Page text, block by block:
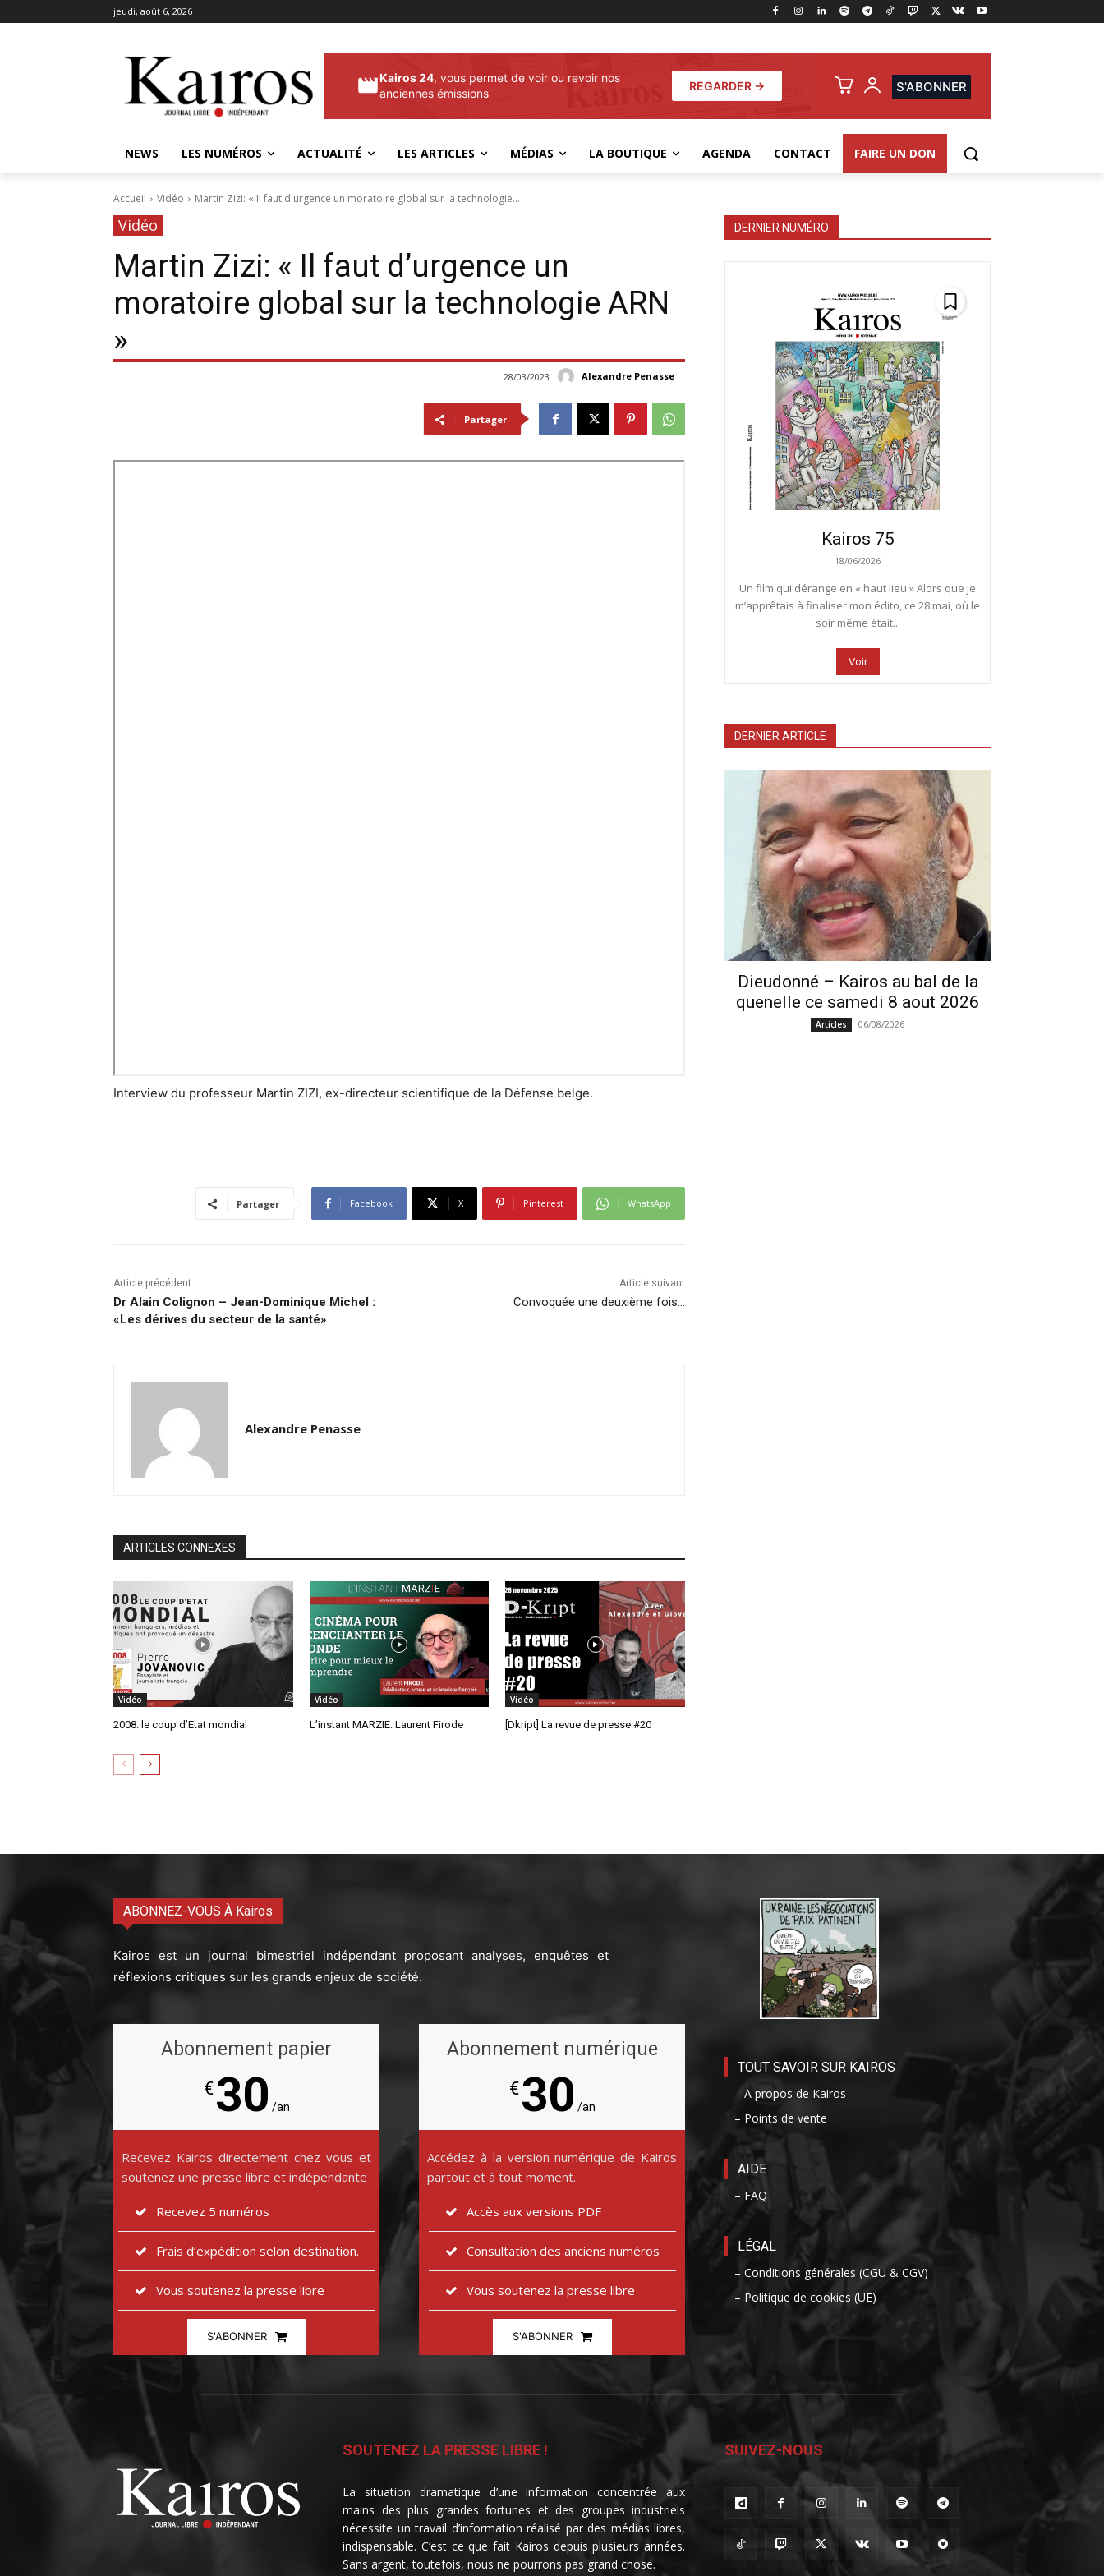
jeudi, août 6, 2026
Kairos 24, vous permet de voir ou revoir nos
anciennes émissions
REGARDER → S'ABONNER
NEWS LES NUMÉROS ACTUALITÉ LES ARTICLES MÉDIAS LA BOUTIQUE AGENDA CONTACT FAIRE UN DON
Accueil Vidéo Martin Zizi: « Il faut d'urgence un moratoire global sur la technologie...
Vidéo
Martin Zizi: « Il faut d’urgence un
moratoire global sur la technologie ARN
»
Alexandre Penasse
28/03/2023
Partager
Interview du professeur Martin ZIZI, ex-directeur scientifique de la Défense belge.
Partager Facebook X Pinterest WhatsApp
Article précédent
Dr Alain Colignon – Jean-Dominique Michel :
«Les dérives du secteur de la santé»
Article suivant
Convoquée une deuxième fois…
Alexandre Penasse
ARTICLES CONNEXES
Vidéo
2008: le coup d’Etat mondial
Vidéo
L’instant MARZIE: Laurent Firode
Vidéo
[Dkript] La revue de presse #20
DERNIER NUMÉRO
Kairos 75
18/06/2026
Un film qui dérange en « haut lieu » Alors que je
m’apprêtais à finaliser mon édito, ce 28 mai, où le
soir même était...
Voir
DERNIER ARTICLE
Dieudonné – Kairos au bal de la
quenelle ce samedi 8 aout 2026
Articles 06/08/2026
ABONNEZ-VOUS À Kairos
Kairos est un journal bimestriel indépendant proposant analyses, enquêtes et
réflexions critiques sur les grands enjeux de société.
Abonnement papier
€30 /an
Recevez Kairos directement chez vous et
soutenez une presse libre et indépendante
Recevez 5 numéros
Frais d’expédition selon destination.
Vous soutenez la presse libre
S'ABONNER
Abonnement numérique
€30 /an
Accédez à la version numérique de Kairos
partout et à tout moment.
Accès aux versions PDF
Consultation des anciens numéros
Vous soutenez la presse libre
S'ABONNER
TOUT SAVOIR SUR KAIROS
– A propos de Kairos
– Points de vente
AIDE
– FAQ
LÉGAL
– Conditions générales (CGU & CGV)
– Politique de cookies (UE)
SOUTENEZ LA PRESSE LIBRE !
La situation dramatique d’une information concentrée aux
mains des plus grandes fortunes et des groupes industriels
nécessite un travail d’information réalisé par des médias libres,
indispensable. C’est ce que fait Kairos depuis plusieurs années.
Sans argent, toutefois, nous ne pourrons pas grand chose.
SUIVEZ-NOUS